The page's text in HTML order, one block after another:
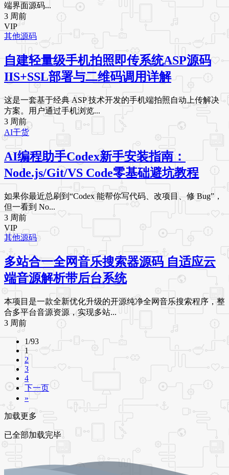
端界面源码...
3 周前
VIP
其他源码
自建轻量级手机拍照即传系统ASP源码
IIS+SSL部署与二维码调用详解
这是一套基于经典 ASP 技术开发的手机端拍照自动上传解决
方案。用户通过手机浏览...
3 周前
AI干货
AI编程助手Codex新手安装指南：
Node.js/Git/VS Code零基础避坑教程
如果你最近总刷到“Codex 能帮你写代码、改项目、修 Bug”，
但一看到 No...
3 周前
VIP
其他源码
多站合一全网音乐搜索器源码 自适应云
端音源解析带后台系统
本项目是一款全新优化升级的开源纯净全网音乐搜索程序，整
合多平台音源资源，实现多站...
3 周前
1/93
1
2
3
4
下一页
»
加载更多
已全部加载完毕